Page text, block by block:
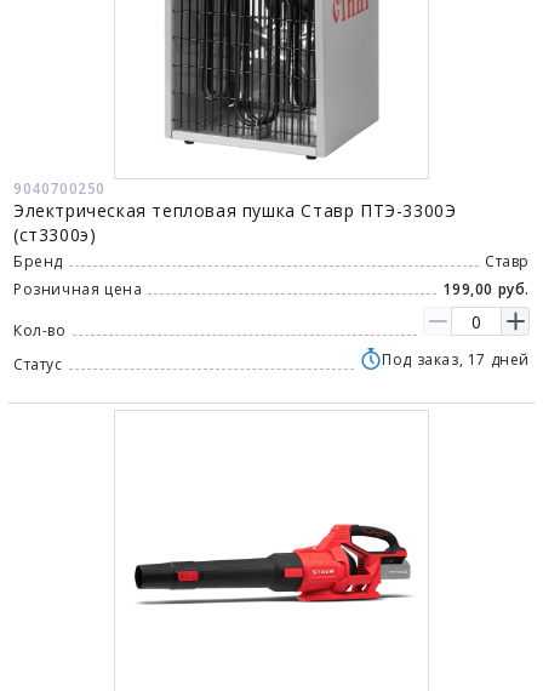
9040700250
Электрическая тепловая пушка Ставр ПТЭ-3300Э
(ст3300э)
Бренд
Ставр
Розничная цена
199,00 руб.
Кол-во
Статус
Под заказ, 17 дней